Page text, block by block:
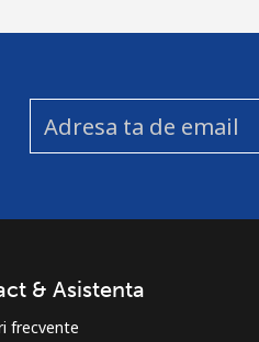
& Asistenta
frecvente